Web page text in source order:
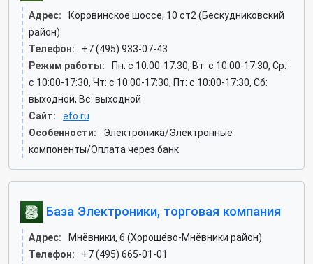
Адрес:
Коровинское шоссе, 10 ст2 (Бескудниковский
район)
Телефон:
+7 (495) 933-07-43
Режим работы:
Пн: c 10:00-17:30, Вт: c 10:00-17:30, Ср:
c 10:00-17:30, Чт: c 10:00-17:30, Пт: c 10:00-17:30, Сб:
выходной, Вс: выходной
Сайт:
efo.ru
Особенности:
Электроника/Электронные
компоненты/Оплата через банк
База Электроники, торговая компания
Адрес:
Мнёвники, 6 (Хорошёво-Мнёвники район)
Телефон:
+7 (495) 665-01-01